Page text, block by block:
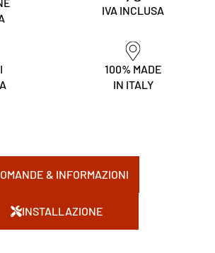
IVA INCLUSA
100% MADE
IN ITALY
& INFORMAZIONI
INSTALLAZIONE